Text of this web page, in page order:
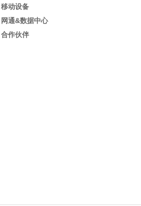
移动设备
网通&数据中心
合作伙伴